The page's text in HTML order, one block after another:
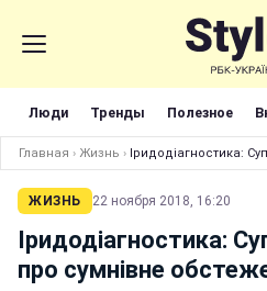
Люди Тренды Полезное
Главная › Жизнь › Іридодіагностика:
ЖИЗНЬ 22 ноября 2018, 16:20
Іридодіагностика:
про сумнівне